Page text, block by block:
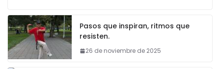
Pasos que inspiran, ritmos que
resisten.
26 de noviembre de 2025